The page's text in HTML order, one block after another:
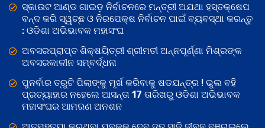
ସ୍କାଉଟ ଆଣ୍ଡ ଗାଇଡ଼ ନିର୍ବାଚନରେ ମନ୍ତ୍ରୀ ଅଯଥା ହସ୍ତକ୍ଷେପ
ବନ୍ଦ କରି ସ୍ୱଚ୍ଛ ଓ ନିରପେକ୍ଷ ନିର୍ବାଚନ ପାଇଁ ବ୍ୟବସ୍ଥା କରନ୍ତୁ
: ଓଡିଶା ଅଭିଭାବକ ମହାସଂଘ
ଅବସରପ୍ରାପ୍ତ ଶିକ୍ଷୟିତ୍ରୀ ଶ୍ରୀମତୀ ଅନ୍ନପୂର୍ଣ୍ଣା ମିଶ୍ରଙ୍କ
ଅବସରକାଳୀନ ସମ୍ବର୍ଦ୍ଧନା
ପୁନର୍ବାର ତ୍ରୁଟି ପିଲାଙ୍କୁ ମୂର୍ଖ କରିବାକୁ ଷଡଯନ୍ତ୍ର ! ଭୁଲ ବହି
ପ୍ରତ୍ୟାହାର ନହେଲେ ଆସନ୍ତା 17 ତାରିଖରୁ ଓଡିଶା ଅଭିଭାବକ
ମହାସଂଘର ଆମରଣ ଅନଶନ